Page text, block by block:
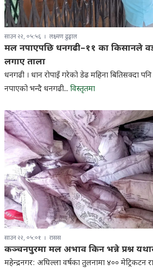
साउन २२, ०५:५६ लक्ष्मण ढुङ्गाल
मल नपाएपछि धनगढी–११ का किसानले
लगाए ताला
धनगढी । धान रोपाइँ गरेको डेढ महिना बितिसक्दा
नपाएको भन्दै धनगढी... विस्तृतमा
साउन २२, ०५:०१ रासस
कञ्चनपुरमा मल अभाव किन भन्ने प्रश्न
महेन्द्रनगर: अघिल्ला वर्षका तुलनामा ४००